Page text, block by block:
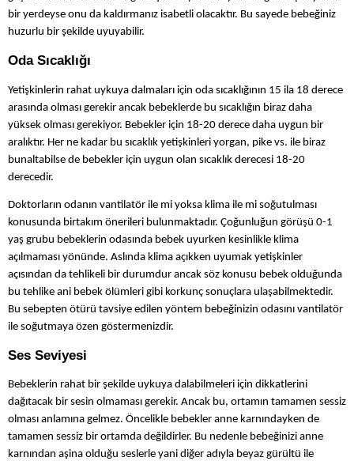
bir yerdeyse onu da kaldırmanız isabetli olacaktır. Bu sayede bebeğiniz
huzurlu bir şekilde uyuyabilir.
Oda Sıcaklığı
Yetişkinlerin rahat uykuya dalmaları için oda sıcaklığının 15 ila 18 derece
arasında olması gerekir ancak bebeklerde bu sıcaklığın biraz daha
yüksek olması gerekiyor. Bebekler için 18-20 derece daha uygun bir
aralıktır. Her ne kadar bu sıcaklık yetişkinleri yorgan, pike vs. ile biraz
bunaltabilse de bebekler için uygun olan sıcaklık derecesi 18-20
derecedir.
Doktorların odanın vantilatör ile mi yoksa klima ile mi soğutulması
konusunda birtakım önerileri bulunmaktadır. Çoğunluğun görüşü 0-1
yaş grubu bebeklerin odasında bebek uyurken kesinlikle klima
açılmaması yönünde. Aslında klima açıkken uyumak yetişkinler
açısından da tehlikeli bir durumdur ancak söz konusu bebek olduğunda
bu tehlike ani bebek ölümleri gibi korkunç sonuçlara ulaşabilmektedir.
Bu sebepten ötürü tavsiye edilen yöntem bebeğinizin odasını vantilatör
ile soğutmaya özen göstermenizdir.
Ses Seviyesi
Bebeklerin rahat bir şekilde uykuya dalabilmeleri için dikkatlerini
dağıtacak bir sesin olmaması gerekir. Ancak bu, ortamın tamamen sessiz
olması anlamına gelmez. Öncelikle bebekler anne karnındayken de
tamamen sessiz bir ortamda değildirler. Bu nedenle bebeğinizi anne
karnından aşina olduğu seslerle yani diğer adıyla beyaz gürültü ile